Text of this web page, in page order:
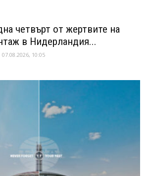
четвърт от жертвите на
в Нидерландия...
07.08.2026, 10:05